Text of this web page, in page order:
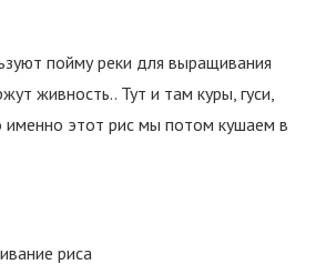
пойму реки для выращивания
живность.. Тут и там куры, гуси,
именно этот рис мы потом кушаем в